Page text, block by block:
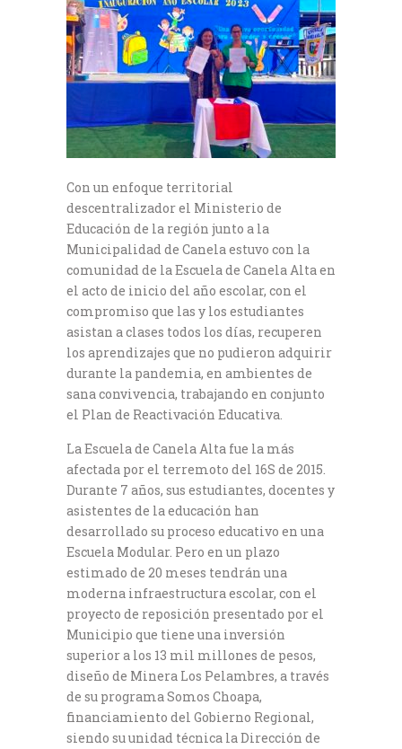
Con un enfoque territorial
descentralizador el Ministerio de
Educación de la región junto a la
Municipalidad de Canela estuvo con la
comunidad de la Escuela de Canela Alta en
el acto de inicio del año escolar, con el
compromiso que las y los estudiantes
asistan a clases todos los días, recuperen
los aprendizajes que no pudieron adquirir
durante la pandemia, en ambientes de
sana convivencia, trabajando en conjunto
el Plan de Reactivación Educativa.
La Escuela de Canela Alta fue la más
afectada por el terremoto del 16S de 2015.
Durante 7 años, sus estudiantes, docentes y
asistentes de la educación han
desarrollado su proceso educativo en una
Escuela Modular. Pero en un plazo
estimado de 20 meses tendrán una
moderna infraestructura escolar, con el
proyecto de reposición presentado por el
Municipio que tiene una inversión
superior a los 13 mil millones de pesos,
diseño de Minera Los Pelambres, a través
de su programa Somos Choapa,
financiamiento del Gobierno Regional,
siendo su unidad técnica la Dirección de